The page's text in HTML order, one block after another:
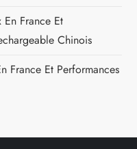
France Et
Chinois
France Et Performances